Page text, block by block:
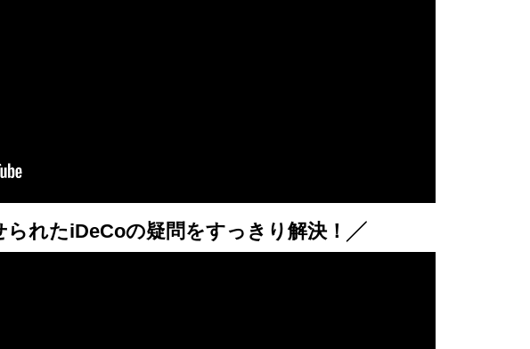
れたiDeCoの疑問をすっきり解決！╱